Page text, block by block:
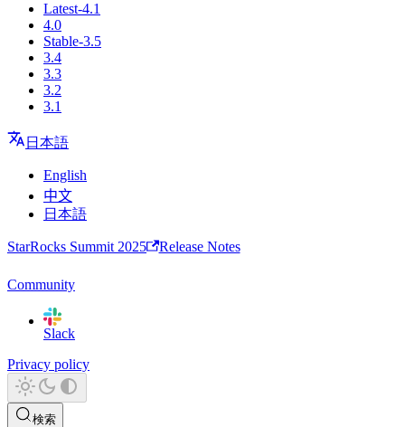
Latest-4.1
4.0
Stable-3.5
3.4
3.3
3.2
3.1
日本語
English
中文
日本語
StarRocks Summit 2025 Release Notes
Community
Slack
Privacy policy
検索